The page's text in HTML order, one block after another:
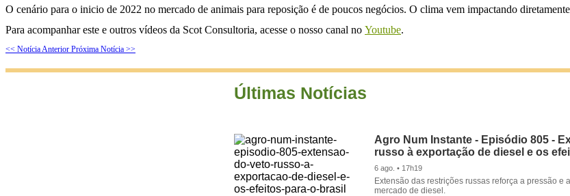
O cenário para o inicio de 2022 no mercado de animais para reposição é de poucos negócios. O clima vem impactando
Para acompanhar este e outros vídeos da Scot Consultoria, acesse o nosso canal no Youtube.
<< Notícia Anterior Próxima Notícia >>
Últimas Notícias
Agro Num Instante - Episódio 805 -
russo à exportação de diesel e os
6 ago. • 17h19
Extensão das restrições russas reforça a pressão e
mercado de diesel.